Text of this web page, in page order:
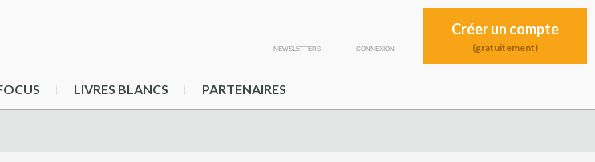
NEWSLETTERS CONNEXION
Créer un compte
(gratuitement)
LIVRES BLANCS PARTENAIRES